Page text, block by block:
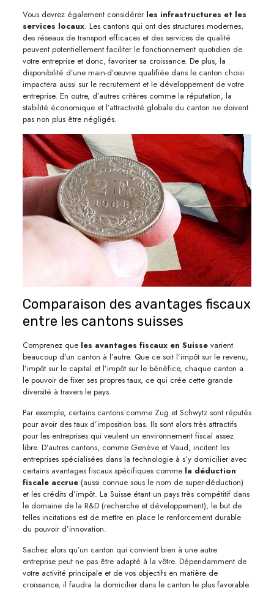
Vous devrez également considérer les infrastructures et les
services locaux. Les cantons qui ont des structures modernes,
des réseaux de transport efficaces et des services de qualité
peuvent potentiellement faciliter le fonctionnement quotidien de
votre entreprise et donc, favoriser sa croissance. De plus, la
disponibilité d’une main-d’œuvre qualifiée dans le canton choisi
impactera aussi sur le recrutement et le développement de votre
entreprise. En outre, d’autres critères comme la réputation, la
stabilité économique et l’attractivité globale du canton ne doivent
pas non plus être négligés.
Comparaison des avantages fiscaux
entre les cantons suisses
Comprenez que les avantages fiscaux en Suissevarient
beaucoup d’un canton à l’autre. Que ce soit l’impôt sur le revenu,
l’impôt sur le capital et l’impôt sur le bénéfice, chaque canton a
le pouvoir de fixer ses propres taux, ce qui crée cette grande
diversité à travers le pays.
Par exemple, certains cantons comme Zug et Schwytz sont réputés
pour avoir des taux d’imposition bas. Ils sont alors très attractifs
pour les entreprises qui veulent un environnement fiscal assez
libre. D’autres cantons, comme Genève et Vaud, incitent les
entreprises spécialisées dans la technologie à s’y domicilier avec
certains avantages fiscaux spécifiques comme la déduction
fiscale accrue(aussi connue sous le nom de super-déduction)
et les crédits d’impôt. La Suisse étant un pays très compétitif dans
le domaine de la R&D (recherche et développement), le but de
telles incitations est de mettre en place le renforcement durable
du pouvoir d’innovation.
Sachez alors qu’un canton qui convient bien à une autre
entreprise peut ne pas être adapté à la vôtre. Dépendamment de
votre activité principale et de vos objectifs en matière de
croissance, il faudra la domicilier dans le canton le plus favorable.